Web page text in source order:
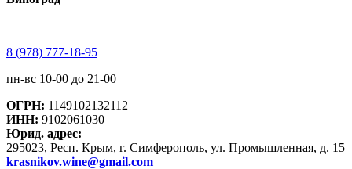
8 (978) 777-18-95
пн-вс 10-00 до 21-00
ОГРН: 1149102132112
ИНН: 9102061030
Юрид. адрес:
295023, Респ. Крым, г. Симферополь, ул. Промышленная, д. 15
krasnikov.wine@gmail.com